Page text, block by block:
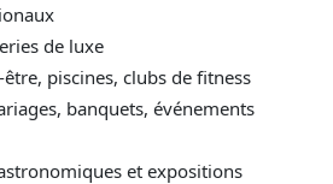
de luxe
piscines, clubs de fitness
banquets, événements
et expositions